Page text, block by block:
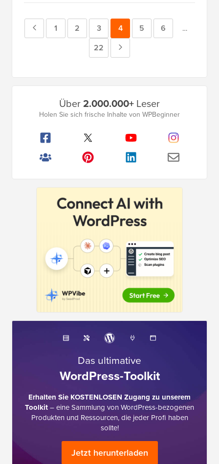
Vorherige
Seite
1 Seite
2 Seite
3 Seite
4 Seite
5 Seite
6 …
Seite
22
Seitenleistenmenü
Über2.000.000+ Leser
Holen Sie sich frische Inhalte von WPBeginner
Das ultimative
WordPress-Toolkit
Erhalten Sie KOSTENLOSEN Zugang zu unserem
Toolkit– eine Sammlung von WordPress-bezogenen
Produkten und Ressourcen, die jeder Profi haben
sollte!
Jetzt herunterladen